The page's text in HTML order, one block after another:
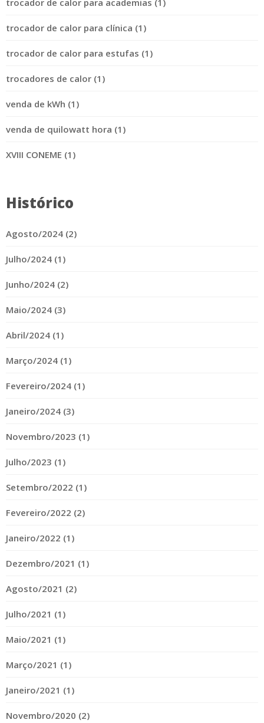
trocador de calor para clínica (1)
trocador de calor para estufas (1)
trocadores de calor (1)
venda de kWh (1)
venda de quilowatt hora (1)
XVIII CONEME (1)
Histórico
Agosto/2024 (2)
Julho/2024 (1)
Junho/2024 (2)
Maio/2024 (3)
Abril/2024 (1)
Março/2024 (1)
Fevereiro/2024 (1)
Janeiro/2024 (3)
Novembro/2023 (1)
Julho/2023 (1)
Setembro/2022 (1)
Fevereiro/2022 (2)
Janeiro/2022 (1)
Dezembro/2021 (1)
Agosto/2021 (2)
Julho/2021 (1)
Maio/2021 (1)
Março/2021 (1)
Janeiro/2021 (1)
Novembro/2020 (2)